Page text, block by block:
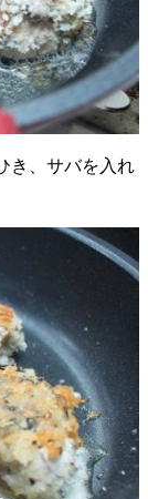
き、サバを入れ